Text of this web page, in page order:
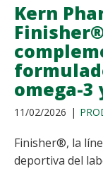
Kern
omega-3
11/02/2026
Finisher®, la
deportiva del